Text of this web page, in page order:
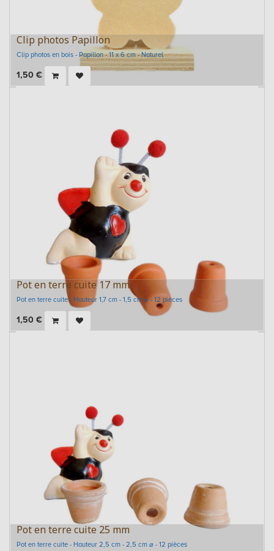
Clip photos Papillon
Clip photos en bois - Papillon - 11 x 6 cm - Naturel
1,50 €
Pot en terre cuite 17 mm
Pot en terre cuite - Hauteur 1,7 cm - 1,5 cm ⌀ - 12 pièces
1,50 €
Pot en terre cuite 25 mm
Pot en terre cuite - Hauteur 2,5 cm - 2,5 cm ⌀ - 12 pièces